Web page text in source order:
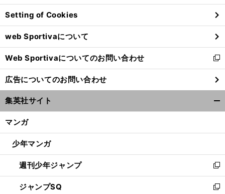
ン
ド
ウ
で
開
く
Setting of Cookies
web Sportivaについて
Web Sportivaについてのお問い合わせ
新
し
い
ウ
ィ
ン
ウ
開
く
広告についてのお問い合わせ
集英社サイト
マンガ
少年マンガ
週刊少年ジャンプ
新
し
い
ジャンプSQ
新